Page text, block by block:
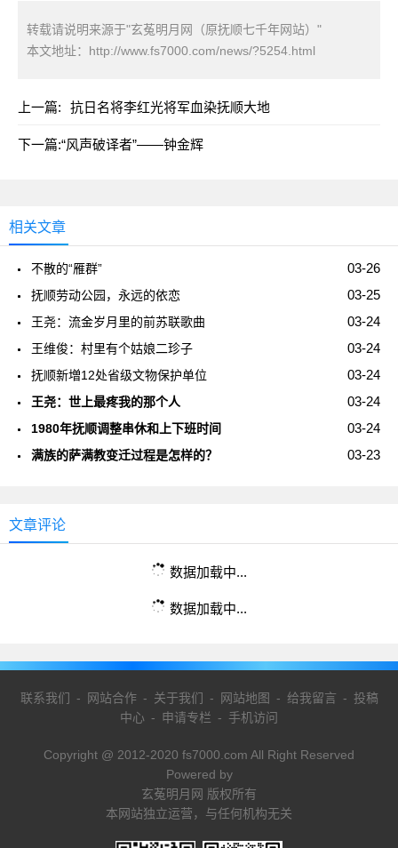
转载请说明来源于"玄菟明月网（原抚顺七千年网站）"
本文地址： http://www.fs7000.com/news/?5254.html
上一篇: 抗日名将李红光将军血染抚顺大地
下一篇:“风声破译者”——钟金辉
相关文章
03-26
不散的“雁群”
03-25
抚顺劳动公园，永远的依恋
03-24
王尧：流金岁月里的前苏联歌曲
03-24
王维俊：村里有个姑娘二珍子
03-24
抚顺新増12处省级文物保护单位
03-24
王尧：世上最疼我的那个人
03-24
1980年抚顺调整串休和上下班时间
03-23
满族的萨满教变迁过程是怎样的？
文章评论
数据加载中...
数据加载中...
联系我们 - 网站合作- 关于我们 - 网站地图 - 给我留言 - 投稿
中心 - 申请专栏 - 手机访问
Copyright @ 2012-2020 fs7000.com All Right Reserved
Powered by
玄菟明月网 版权所有
本网站独立运营，与任何机构无关